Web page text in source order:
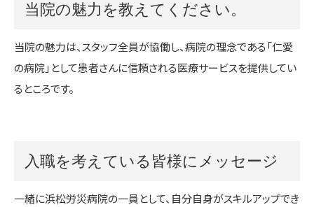
当院の魅力を教えてください。
当院の魅力は、スタッフ全員が協働し、病院の理念である「仁愛
の病院」として患者さんに信頼される医療サービスを提供してい
るところです。
入職を考えている皆様にメッセージ
一緒に浜松労災病院の一員として、自分自身がスキルアップでき